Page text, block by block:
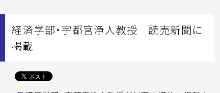
経済学部・宇都宮浄人教授 読売新聞に
掲載